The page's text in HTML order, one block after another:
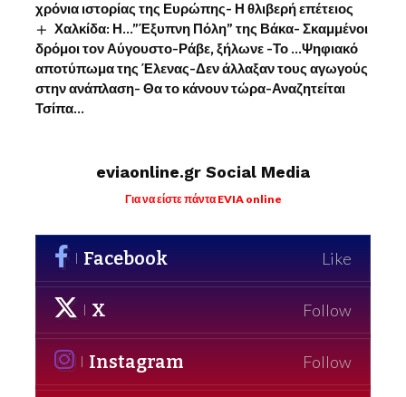
χρόνια ιστορίας της Ευρώπης- Η θλιβερή επέτειος
Χαλκίδα: Η…”Έξυπνη Πόλη” της Βάκα- Σκαμμένοι
δρόμοι τον Αύγουστο-Ράβε, ξήλωνε -Το …Ψηφιακό
αποτύπωμα της Έλενας-Δεν άλλαξαν τους αγωγούς
στην ανάπλαση- Θα το κάνουν τώρα-Αναζητείται
Τσίπα…
eviaonline.gr Social Media
Για να είστε πάντα EVIA online
Facebook Like
X Follow
Instagram Follow